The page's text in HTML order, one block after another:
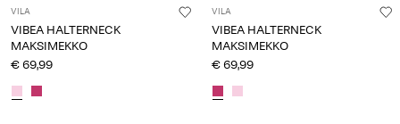
VILA
VIBEA HALTERNECK
MAKSIMEKKO
€ 69,99
VILA
VIBEA HALTERNECK
MAKSIMEKKO
€ 69,99